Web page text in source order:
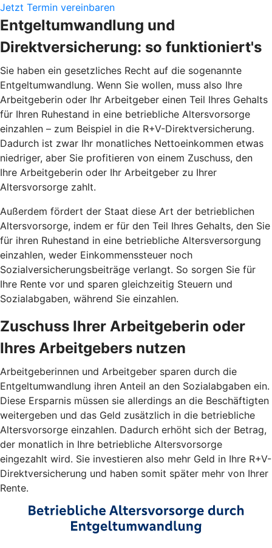
Jetzt Termin vereinbaren
Entgeltumwandlung und
Direktversicherung: so funktioniert's
Sie haben ein gesetzliches Recht auf die sogenannte
Entgeltumwandlung. Wenn Sie wollen, muss also Ihre
Arbeitgeberin oder Ihr Arbeitgeber einen Teil Ihres Gehalts
für Ihren Ruhestand in eine betriebliche Altersvorsorge
einzahlen – zum Beispiel in die R+V-Direktversicherung.
Dadurch ist zwar Ihr monatliches Nettoeinkommen etwas
niedriger, aber Sie profitieren von einem Zuschuss, den
Ihre Arbeitgeberin oder Ihr Arbeitgeber zu Ihrer
Altersvorsorge zahlt.
Außerdem fördert der Staat diese Art der betrieblichen
Altersvorsorge, indem er für den Teil Ihres Gehalts, den Sie
für ihren Ruhestand in eine betriebliche Altersversorgung
einzahlen, weder Einkommenssteuer noch
Sozialversicherungsbeiträge verlangt. So sorgen Sie für
Ihre Rente vor und sparen gleichzeitig Steuern und
Sozialabgaben, während Sie einzahlen.
Zuschuss Ihrer Arbeitgeberin oder
Ihres Arbeitgebers nutzen
Arbeitgeberinnen und Arbeitgeber sparen durch die
Entgeltumwandlung ihren Anteil an den Sozialabgaben ein.
Diese Ersparnis müssen sie allerdings an die Beschäftigten
weitergeben und das Geld zusätzlich in die betriebliche
Altersvorsorge einzahlen. Dadurch erhöht sich der Betrag,
der monatlich in Ihre betriebliche Altersvorsorge
eingezahlt wird. Sie investieren also mehr Geld in Ihre R+V-
Direktversicherung und haben somit später mehr von Ihrer
Rente.